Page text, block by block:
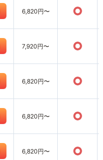
6,820円〜 ○
7,920円〜 ○
6,820円〜 ○
6,820円〜 ○
6,820円〜 ○